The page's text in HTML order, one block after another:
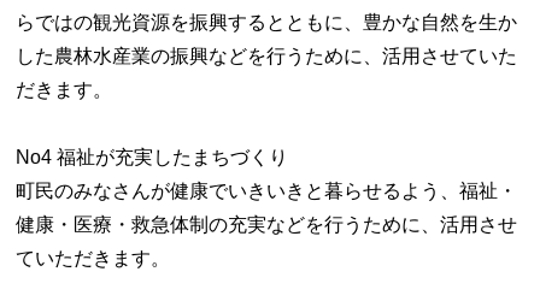
らではの観光資源を振興するとともに、豊かな自然を生か
した農林水産業の振興などを行うために、活用させていた
だきます。
No4 福祉が充実したまちづくり
町民のみなさんが健康でいきいきと暮らせるよう、福祉・
健康・医療・救急体制の充実などを行うために、活用させ
ていただきます。